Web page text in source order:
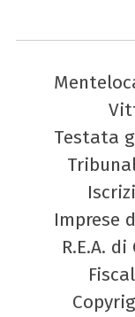
Testata
Imprese
R.E.A.